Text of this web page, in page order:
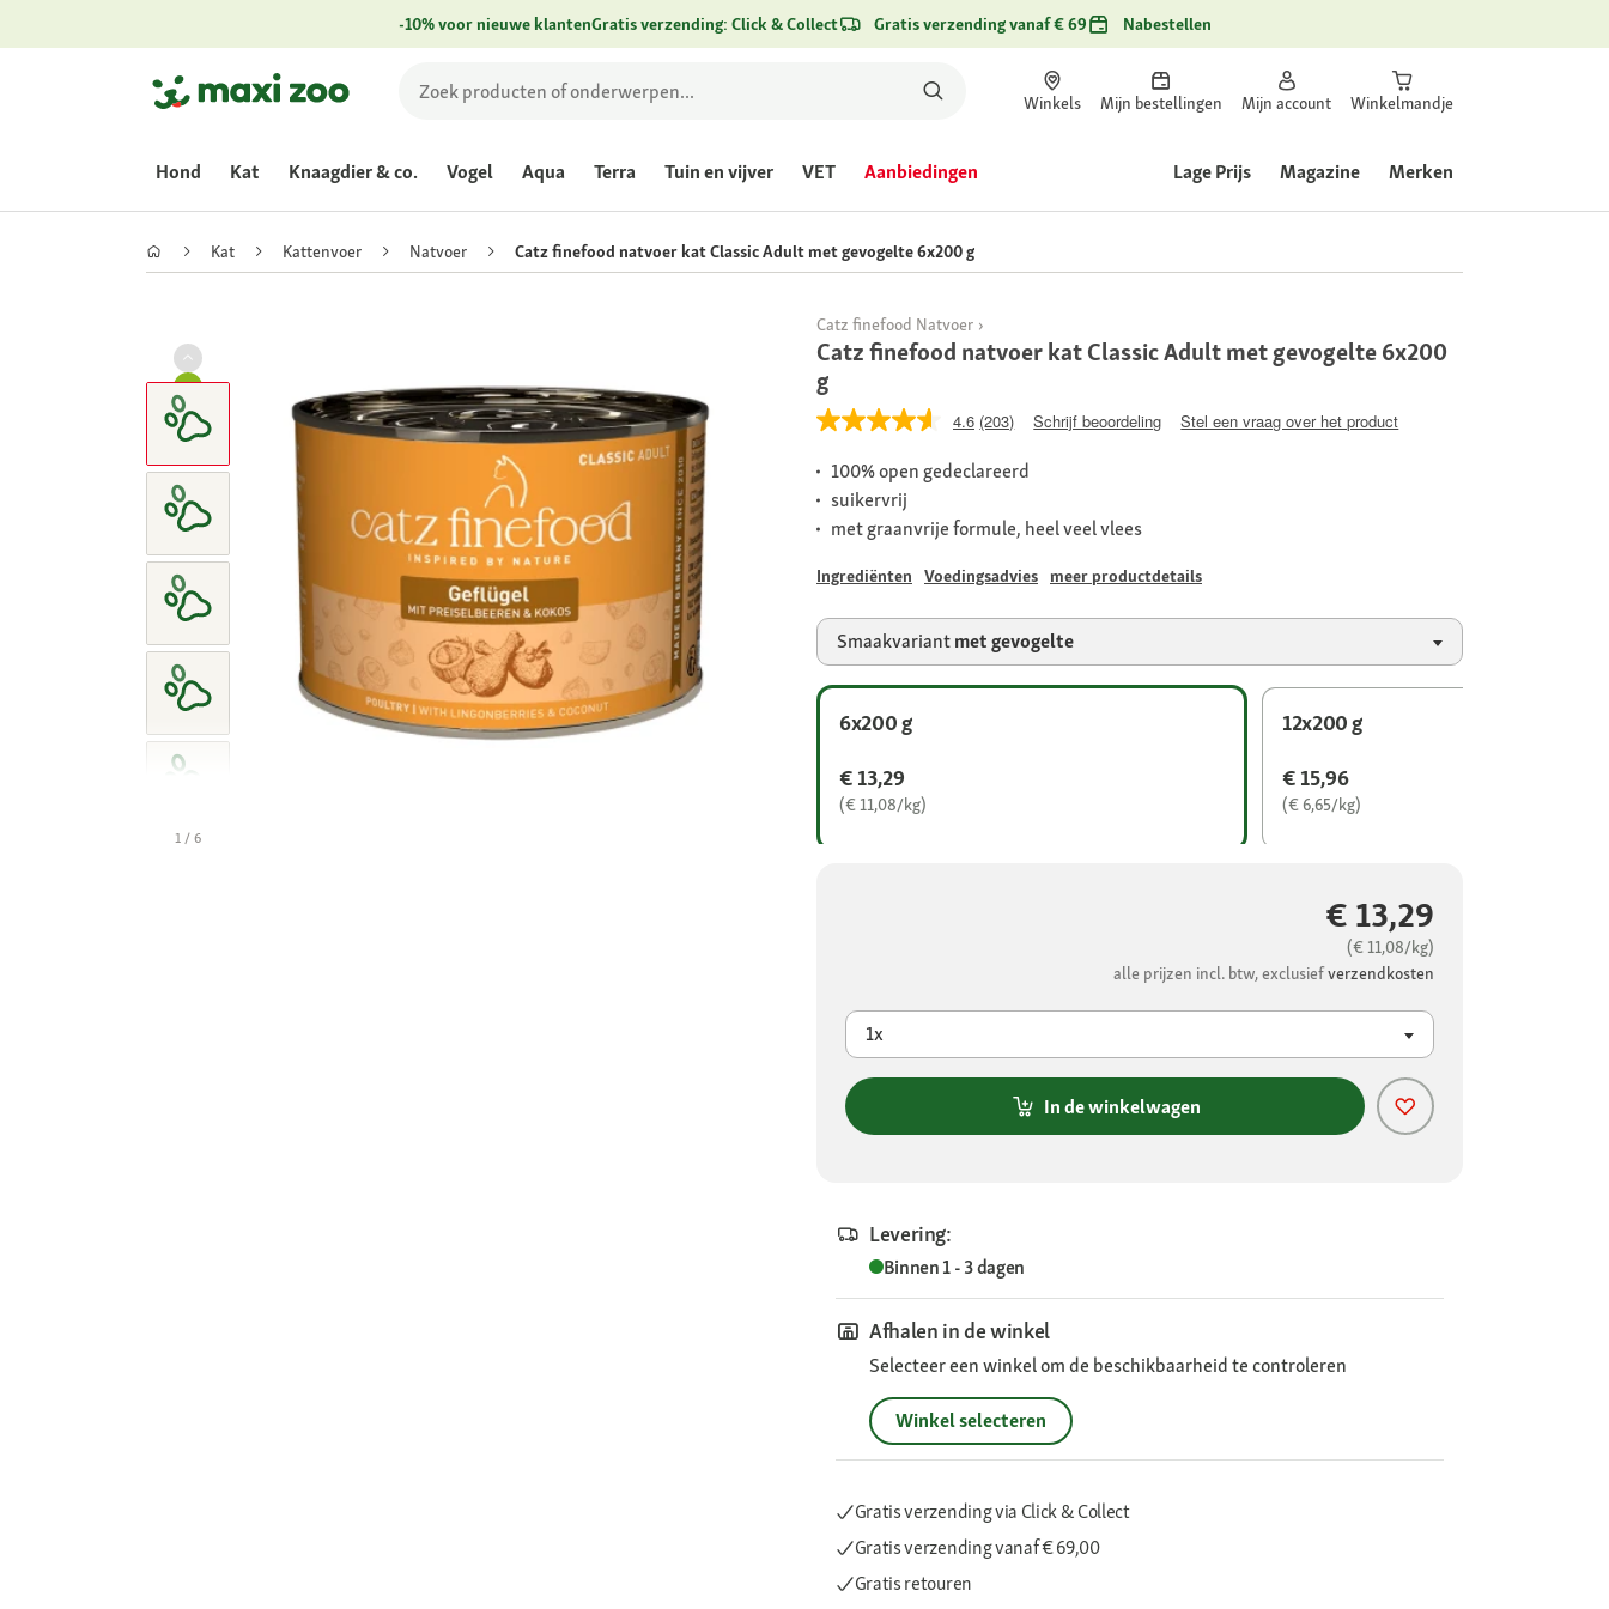
-10% voor nieuwe klantenGratis verzending: Click & Collect Gratis verzending vanaf € 69 Nabestellen
Winkels Mijn bestellingen Mijn account Winkelmandje
Hond Kat Knaagdier & co. Vogel Aqua Terra Tuin en vijver VET Aanbiedingen Lage Prijs Magazine Merken
Kat Kattenvoer Natvoer Catz finefood natvoer kat Classic Adult met gevogelte 6x200 g
1 / 6
Catz finefood Natvoer
Catz finefood natvoer kat Classic Adult met gevogelte 6x200
g
4.6 (203) Schrijf beoordeling Stel een vraag over het product
100% open gedeclareerd
suikervrij
met graanvrije formule, heel veel vlees
Ingrediënten Voedingsadvies meer productdetails
Smaakvariantmet gevogelte
6x200 g
€ 13,29
(€ 11,08/kg)
12x200 g
€ 15,96
(€ 6,65/kg)
€ 13,29
(€ 11,08/kg)
alle prijzen incl. btw, exclusiefverzendkosten
1x
In de winkelwagen
Levering:
Binnen 1 - 3 dagen
Afhalen in de winkel
Selecteer een winkel om de beschikbaarheid te controleren
Winkel selecteren
Gratis verzending via Click & Collect
Gratis verzendingvanaf € 69,00
Gratis retouren